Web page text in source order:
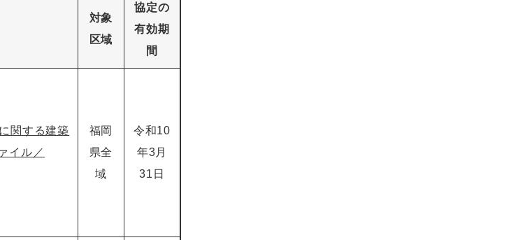
対象
区域
協定の
有効期
間
関する建築
イル／
福岡
県全
域
令和10
年3月
31日